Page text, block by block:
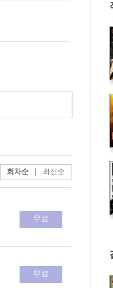
회차순 최신순
무료
무료